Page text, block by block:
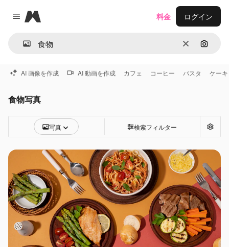
Close menu
Magnific
消去 画像で
料金 ログイン
AI 画像を作成 AI 動画を作成 カフェ コーヒー パスタ ケーキ
食物写真
写真 検索フィルター